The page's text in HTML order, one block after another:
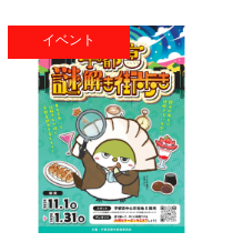
イベント